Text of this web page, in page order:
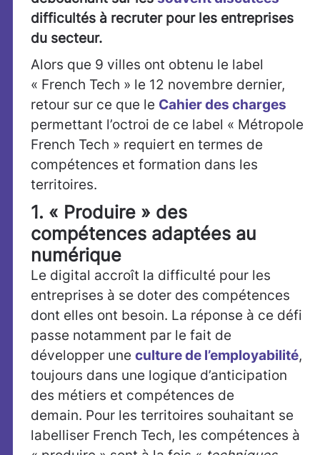
difficultés à recruter pour les entreprises
du secteur.
Alors que 9 villes ont obtenu le label
« French Tech » le 12 novembre dernier,
retour sur ce que le Cahier des charges
permettant l’octroi de ce label « Métropole
French Tech » requiert en termes de
compétences et formation dans les
territoires.
1. « Produire » des
compétences adaptées au
numérique
Le digital accroît la difficulté pour les
entreprises à se doter des compétences
dont elles ont besoin. La réponse à ce défi
passe notamment par le fait de
développer une culture de l’employabilité,
toujours dans une logique d’anticipation
des métiers et compétences de
demain. Pour les territoires souhaitant se
labelliser French Tech, les compétences à